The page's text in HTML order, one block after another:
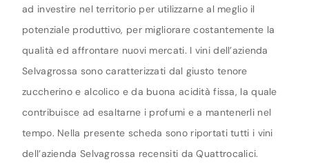
ad investire nel territorio per utilizzarne al meglio il
potenziale produttivo, per migliorare costantemente la
qualità ed affrontare nuovi mercati. I vini dell’azienda
Selvagrossa sono caratterizzati dal giusto tenore
zuccherino e alcolico e da buona acidità fissa, la quale
contribuisce ad esaltarne i profumi e a mantenerli nel
tempo. Nella presente scheda sono riportati tutti i vini
dell’azienda Selvagrossa recensiti da Quattrocalici.